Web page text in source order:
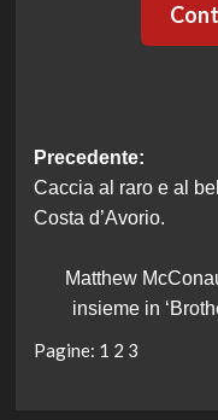
articolo
Precedente:
Caccia al raro e al
Costa d’Avorio.
Matthew
insieme in
Pagine: 1 2 3